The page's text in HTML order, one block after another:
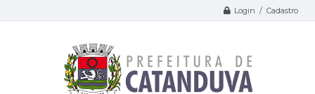
Login / Cadastro